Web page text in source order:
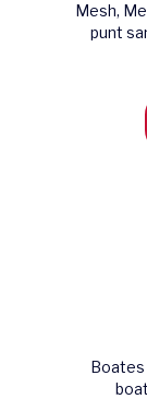
Mesh,
punt
Boates